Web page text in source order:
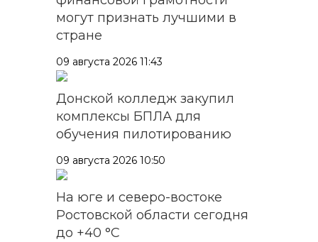
могут признать лучшими в
стране
09 августа 2026 11:43
Донской колледж закупил
комплексы БПЛА для
обучения пилотированию
09 августа 2026 10:50
На юге и северо-востоке
Ростовской области сегодня
до +40 °C